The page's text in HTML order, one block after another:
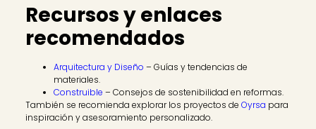
Recursos y enlaces
recomendados
Arquitectura y Diseño – Guías y tendencias de
materiales.
Construible – Consejos de sostenibilidad en reformas.
También se recomienda explorar los proyectos de Oyrsa para
inspiración y asesoramiento personalizado.